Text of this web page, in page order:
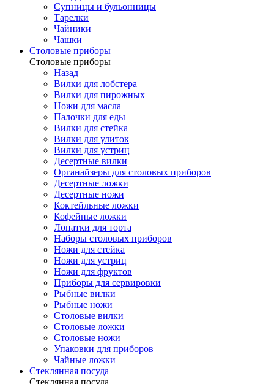
Супницы и бульонницы
Тарелки
Чайники
Чашки
Cтоловые приборы
Cтоловые приборы
Назад
Вилки для лобстера
Вилки для пирожных
Ножи для масла
Палочки для еды
Вилки для стейка
Вилки для улиток
Вилки для устриц
Десертные вилки
Органайзеры для столовых приборов
Десертные ложки
Десертные ножи
Коктейльные ложки
Кофейные ложки
Лопатки для торта
Наборы столовых приборов
Ножи для стейка
Ножи для устриц
Ножи для фруктов
Приборы для сервировки
Рыбные вилки
Рыбные ножи
Столовые вилки
Столовые ложки
Столовые ножи
Упаковки для приборов
Чайные ложки
Стеклянная посуда
Стеклянная посуда